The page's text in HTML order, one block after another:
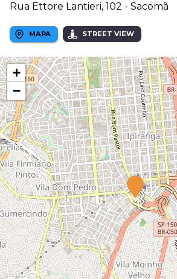
Rua Ettore Lantieri, 102 - Sacomã
MAPA STREET VIEW
+
−